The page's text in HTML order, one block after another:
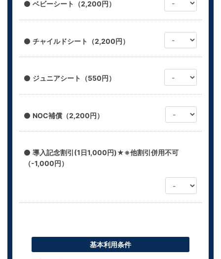
ベビーシート（2,200円）
チャイルドシート（2,200円）
ジュニアシート（550円）
NOC補償（2,200円）
導入記念割引(1日1,000円)★※他割引併用不可
（-1,000円）
基本利用条件